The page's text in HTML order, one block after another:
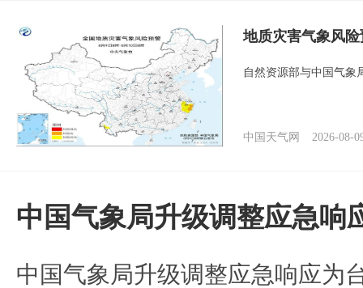
地质灾害气象风
自然资源部与中国气象
中国天气网 2026-08-
中国气象局升级调整应急响
中国气象局升级调整应急响应为